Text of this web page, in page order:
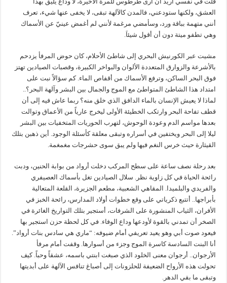
العشق، ولكنها ستودعني، فالمدن كالآلهة تبقى، لا يخفى عنها شيء، تعرف
أنني متهمة بباقة ورد، وسأمضي مرغمة لأنني لم أغمض عينيّ عن الأسماك
وهي تطفو ميتة دون أن أقول شيئاَ.
مشيت عبر الكورنيش البحري إلى شاطئ الأحلام، كان حوض المرفأ يزدحم
بالأشرعة والزوارق المتعددة الألوان والبواخر الكبيرة، وقصبات الصيادين تهتز
فوق البحر الساكن، وترفع الأسماك من أقفاص الماء. كم سؤالاً نبت على
امتداد هذا الشاطئ المتواطئ مع الموج والجمال بين البشر وآلهة البحر؟..
لماذا لا يعيش الإنسان بالماء الدافق الذي خلق منه؟ ربما عاش فيه إلى أن
قطف تفاحة البحر وارتكب الخطيئة الأولى ليخرج عارياً من الأعماق وتوالت
بعدها مواسم الدم وعودة الوحوش، لتهرب الحوريات المتخفيات بين البشر
ليلا إلى البحر ويختفين في أسراره وتبقى معلقة كأسئلة الوجود. أين ذهبن بتلك
القيثارة حيث خرس النغم فيها ولم يبق سوى حشرجات مغمغمة.
بعد رحلة نصف ساعة على سطح المركب دخلت أرواد من بوابة الحنين، ودبت
رائحة الحياة في كل زاوية نظر. سلال الصيادين تغل بأسماك العصيفري
والفريدي والبلميدا. المقاهي الشعبية، مطعم الجزيرة، القلعة المتعالية
بأبراجها.. أتتبع ذكرياتي على وقع خطوات أولاد المدارس، رائحة الخبز في
الأفران، الثياب المنشورة على الشرفات، أستجير بتلك التواريخ الغائرة في
الصخر أن تمدني بالقوة لأودعها وداع الوفاء. في كل لحظة حزن استجير بها
فيعود صوت أبي وهو يعيد تعريفي أمام ضيوفه: “ماري هي سادس بنات أرواد”.
أنا البنت السادسة كاسرة الموج وجزء من أسوارها. وقفت أمام مرفأ
الأرجوان.. أرجوان معنى الخلود الذي صبغت ابنتي باسمه، عشقاً وحباً. كيف
تحولت هذه الأرواح الضعيفة للحلزونات إلى أصباغ تنافس الآلهة على أبديتها
وتبقى ما بقي الدهر.